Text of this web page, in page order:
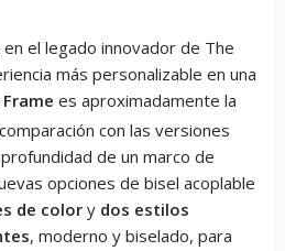
el legado innovador de The
más personalizable en una
es aproximadamente la
con las versiones
de un marco de
opciones de bisel acoplable
de color y dos estilos
, moderno y biselado, para